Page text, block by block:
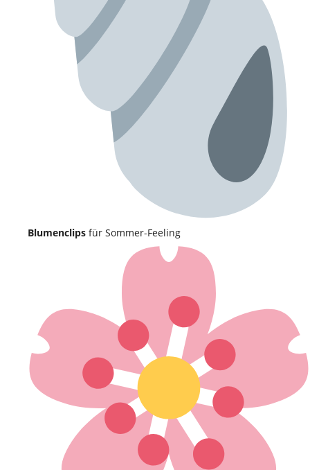
Blumenclips für Sommer-Feeling